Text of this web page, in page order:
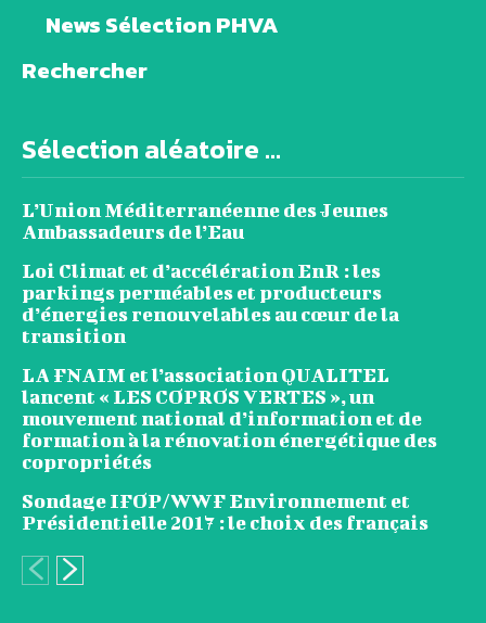
News Sélection PHVA
Rechercher
Sélection aléatoire ...
L’Union Méditerranéenne des Jeunes
Ambassadeurs de l’Eau
Loi Climat et d’accélération EnR : les
parkings perméables et producteurs
d’énergies renouvelables au cœur de la
transition
LA FNAIM et l’association QUALITEL
lancent « LES COPROS VERTES », un
mouvement national d’information et de
formation à la rénovation énergétique des
copropriétés
Sondage IFOP/WWF Environnement et
Présidentielle 2017 : le choix des français